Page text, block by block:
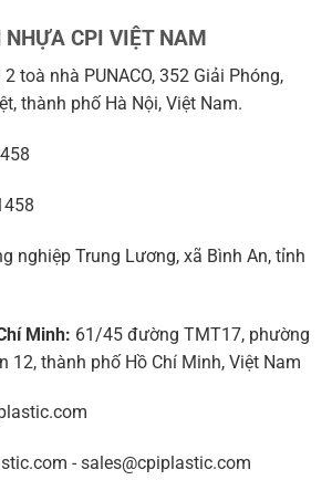
NHỰA CPI VIỆT NAM
toà nhà PUNACO, 352 Giải Phóng,
thành phố Hà Nội, Việt Nam.
nghiệp Trung Lương, xã Bình An, tỉnh
Minh: 61/45 đường TMT17, phường
12, thành phố Hồ Chí Minh, Việt Nam
- sales@cpiplastic.com